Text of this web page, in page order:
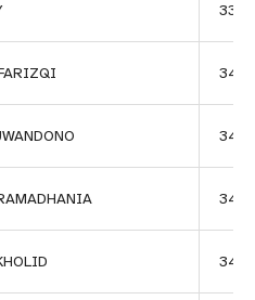
3383
3478
3479